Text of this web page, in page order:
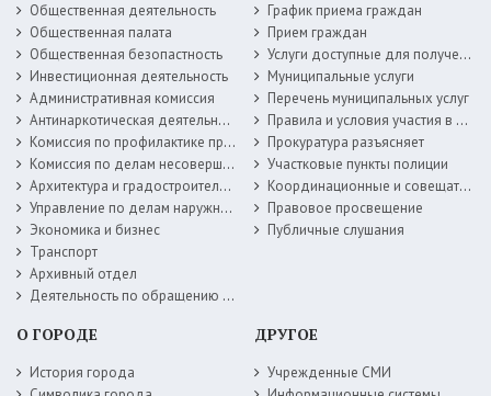
Общественная деятельность
Общественная палата
Общественная безопастность
Инвестиционная деятельность
Административная комиссия
Антинаркотическая деятельность
Комиссия по профилактике правонарушений
Комиссия по делам несовершеннолетних
Архитектура и градостроительство
Управление по делам наружной рекламы
Экономика и бизнес
Транспорт
Архивный отдел
Деятельность по обращению с животными без владельцев
График приема граждан
Прием граждан
Услуги доступные для получения в электронной форме
Муниципальные услуги
Перечень муниципальных услуг
Правила и условия участия в жилищных программах
Прокуратура разъясняет
Участковые пункты полиции
Координационные и совещательные органы
Правовое просвещение
Публичные слушания
О ГОРОДЕ
История города
ДРУГОЕ
Учрежденные СМИ